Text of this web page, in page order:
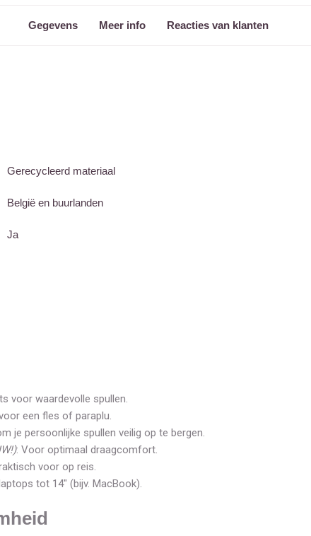
Gegevens Meer info Reacties van klanten
Gerecycleerd materiaal
België en buurlanden
Ja
voor waardevolle spullen.
een fles of paraplu.
je persoonlijke spullen veilig op te bergen.
: Voor optimaal draagcomfort.
voor op reis.
tot 14" (bijv. MacBook).